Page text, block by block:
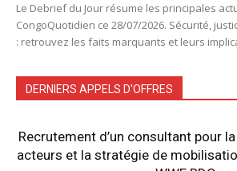
Le Debrief du Jour résume les principales
CongoQuotidien ce 28/07/2026. Sécurité,
: retrouvez les faits marquants et leurs
DERNIERS APPELS D'OFFRES
Recrutement d’un consultant pour
acteurs et la stratégie de